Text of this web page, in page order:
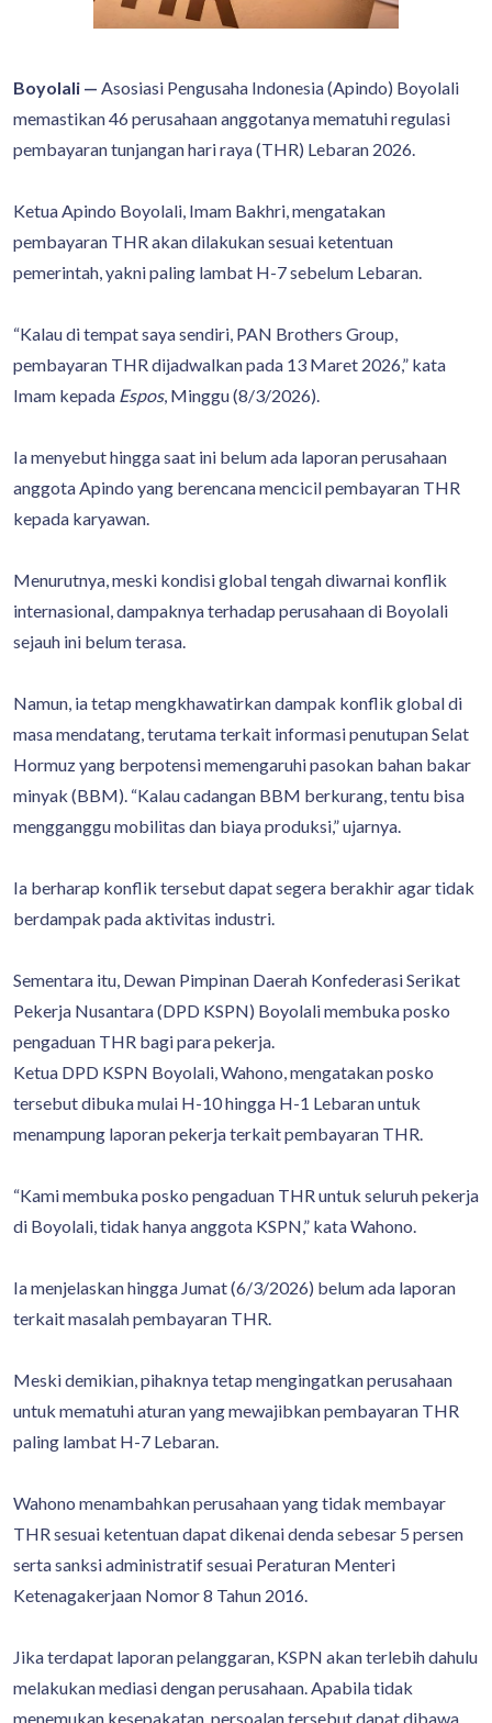
Boyolali — Asosiasi Pengusaha Indonesia (Apindo) Boyolali
memastikan 46 perusahaan anggotanya mematuhi regulasi
pembayaran tunjangan hari raya (THR) Lebaran 2026.
Ketua Apindo Boyolali, Imam Bakhri, mengatakan
pembayaran THR akan dilakukan sesuai ketentuan
pemerintah, yakni paling lambat H-7 sebelum Lebaran.
“Kalau di tempat saya sendiri, PAN Brothers Group,
pembayaran THR dijadwalkan pada 13 Maret 2026,” kata
Imam kepada Espos, Minggu (8/3/2026).
Ia menyebut hingga saat ini belum ada laporan perusahaan
anggota Apindo yang berencana mencicil pembayaran THR
kepada karyawan.
Menurutnya, meski kondisi global tengah diwarnai konflik
internasional, dampaknya terhadap perusahaan di Boyolali
sejauh ini belum terasa.
Namun, ia tetap mengkhawatirkan dampak konflik global di
masa mendatang, terutama terkait informasi penutupan Selat
Hormuz yang berpotensi memengaruhi pasokan bahan bakar
minyak (BBM). “Kalau cadangan BBM berkurang, tentu bisa
mengganggu mobilitas dan biaya produksi,” ujarnya.
Ia berharap konflik tersebut dapat segera berakhir agar tidak
berdampak pada aktivitas industri.
Sementara itu, Dewan Pimpinan Daerah Konfederasi Serikat
Pekerja Nusantara (DPD KSPN) Boyolali membuka posko
pengaduan THR bagi para pekerja.
Ketua DPD KSPN Boyolali, Wahono, mengatakan posko
tersebut dibuka mulai H-10 hingga H-1 Lebaran untuk
menampung laporan pekerja terkait pembayaran THR.
“Kami membuka posko pengaduan THR untuk seluruh pekerja
di Boyolali, tidak hanya anggota KSPN,” kata Wahono.
Ia menjelaskan hingga Jumat (6/3/2026) belum ada laporan
terkait masalah pembayaran THR.
Meski demikian, pihaknya tetap mengingatkan perusahaan
untuk mematuhi aturan yang mewajibkan pembayaran THR
paling lambat H-7 Lebaran.
Wahono menambahkan perusahaan yang tidak membayar
THR sesuai ketentuan dapat dikenai denda sebesar 5 persen
serta sanksi administratif sesuai Peraturan Menteri
Ketenagakerjaan Nomor 8 Tahun 2016.
Jika terdapat laporan pelanggaran, KSPN akan terlebih dahulu
melakukan mediasi dengan perusahaan. Apabila tidak
menemukan kesepakatan, persoalan tersebut dapat dibawa